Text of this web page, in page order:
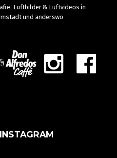
Luftbilder & Luftvideos in
und anderswo